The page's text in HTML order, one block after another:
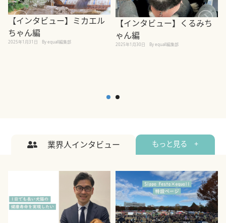
【インタビュー】ミカエル
ちゃん編
2025年1月31日 By equall編集部
【インタビュー】くるみち
ゃん編
2025年1月30日 By equall編集部
業界人インタビュー もっと見る +